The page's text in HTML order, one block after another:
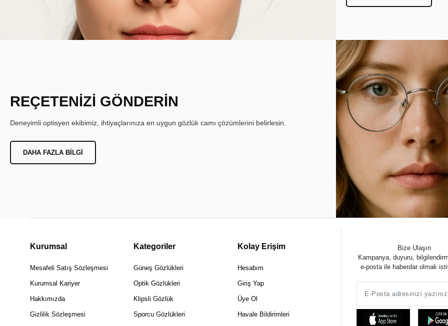
REÇETENİZİ GÖNDERİN
Deneyimli optisyen ekibimiz, ihtiyaçlarınıza en uygun gözlük camı çözümlerini belirlesin.
DAHA FAZLA BILGI
Kurumsal
Mesafeli Satış Sözleşmesi
Kurumsal Kariyer
Hakkımızda
Gizlilik Sözleşmesi
Kategoriler
Güneş Gözlükleri
Optik Gözlükleri
Klipsli Gözlük
Sporcu Gözlükleri
Kolay Erişim
Hesabım
Giriş Yap
Üye Ol
Havale Bildirimleri
Bize Ulaşın
Kampanya, duyuru,
e-posta ile haberdar olmak